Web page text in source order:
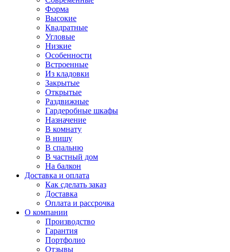
Форма
Высокие
Квадратные
Угловые
Низкие
Особенности
Встроенные
Из кладовки
Закрытые
Открытые
Раздвижные
Гардеробные шкафы
Назначение
В комнату
В нишу
В спальню
В частный дом
На балкон
Доставка и оплата
Как сделать заказ
Доставка
Оплата и рассрочка
О компании
Производство
Гарантия
Портфолио
Отзывы